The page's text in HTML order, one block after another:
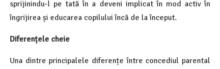
sprijinindu-l pe tată în a deveni implicat în mod activ în
îngrijirea și educarea copilului încă de la început.
Diferențele cheie
Una dintre principalele diferențe între concediul parental